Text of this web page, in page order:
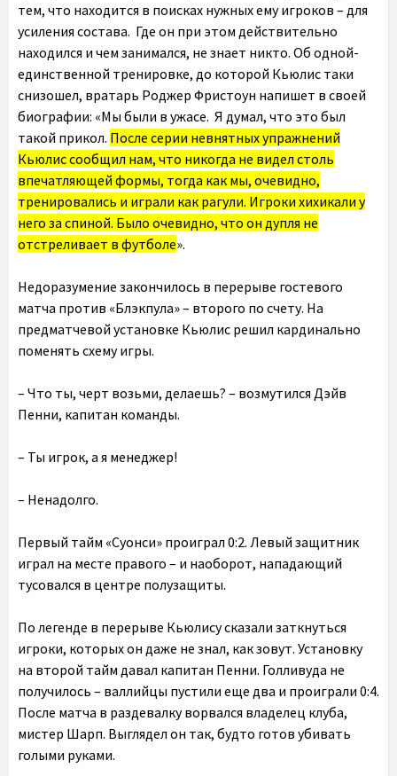
тем, что находится в поисках нужных ему игроков – для
усиления состава. Где он при этом действительно
находился и чем занимался, не знает никто. Об одной-
единственной тренировке, до которой Кьюлис таки
снизошел, вратарь Роджер Фристоун напишет в своей
биографии: «Мы были в ужасе. Я думал, что это был
такой прикол. После серии невнятных упражнений
Кьюлис сообщил нам, что никогда не видел столь
впечатляющей формы, тогда как мы, очевидно,
тренировались и играли как рагули. Игроки хихикали у
него за спиной. Было очевидно, что он дупля не
отстреливает в футболе».
Недоразумение закончилось в перерыве гостевого
матча против «Блэкпула» – второго по счету. На
предматчевой установке Кьюлис решил кардинально
поменять схему игры.
– Что ты, черт возьми, делаешь? – возмутился Дэйв
Пенни, капитан команды.
– Ты игрок, а я менеджер!
– Ненадолго.
Первый тайм «Суонси» проиграл 0:2. Левый защитник
играл на месте правого – и наоборот, нападающий
тусовался в центре полузащиты.
По легенде в перерыве Кьюлису сказали заткнуться
игроки, которых он даже не знал, как зовут. Установку
на второй тайм давал капитан Пенни. Голливуда не
получилось – валлийцы пустили еще два и проиграли 0:4.
После матча в раздевалку ворвался владелец клуба,
мистер Шарп. Выглядел он так, будто готов убивать
голыми руками.